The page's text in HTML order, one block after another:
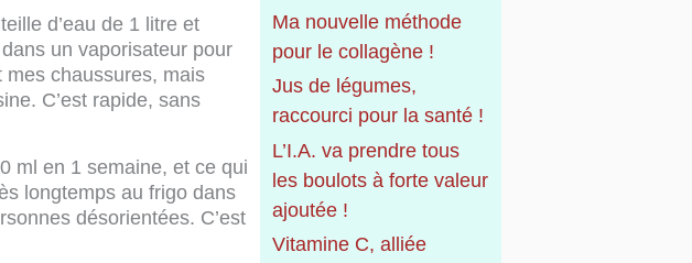
d’eau de 1 litre et
un vaporisateur pour
mes chaussures, mais
C’est rapide, sans
ml en 1 semaine, et ce qui
longtemps au frigo dans
désorientées. C’est
Ma nouvelle méthode
pour le collagène !
Jus de légumes,
raccourci pour la santé !
L’I.A. va prendre tous
les boulots à forte valeur
ajoutée !
Vitamine C, alliée